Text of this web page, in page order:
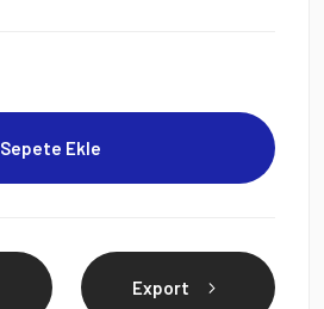
Sepete Ekle
Export